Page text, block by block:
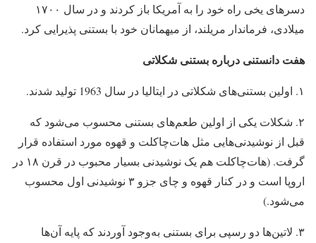
دسرهای یخی راه خود را به آمریكا باز كردند و در سال ۱۷۰۰
میلادی، فرماندار مریلند، از میهمانان خود با بستنی پذیرایی كرد.
هفت دانستنی درباره بستنی شکلاتی
۱. اولین بستنی‌های شکلاتی در ایتالیا در سال 1963 تولید شدند.
۲. شکلات یکی از اولین طعم‌های بستنی محسوب می‌شود که
قبل از نوشیدنی‌هایی مثل هات‌چاکلت و قهوه مورد استفاده قرار
گرفت. (هات‌چاکلت هم یک نوشیدنی بسیار محبوب در قرن ۱۸ در
اروپا است و در کنار قهوه و چای جزو ۳ نوشیدنی اول محسوب
می‌شود.)
۳. لاتین‌ها دو رسپی برای بستنی به‌وجود آوردند که پایه آن‌ها